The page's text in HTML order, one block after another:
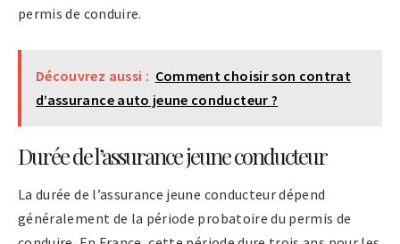
permis de conduire.
Découvrez aussi : Comment choisir son contrat
d’assurance auto jeune conducteur ?
Durée de l’assurance jeune conducteur
La durée de l’assurance jeune conducteur dépend
généralement de la période probatoire du permis de